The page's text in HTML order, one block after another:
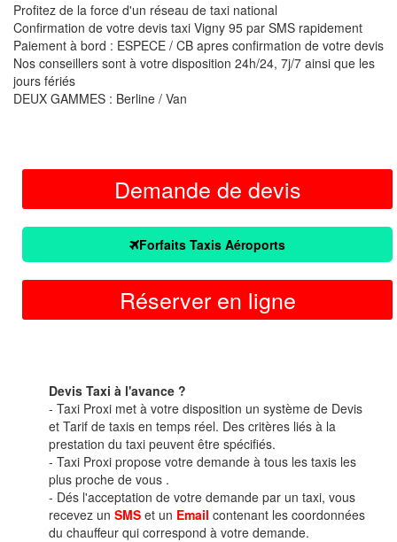
Profitez de la force d'un réseau de taxi national
Confirmation de votre devis taxi Vigny 95 par SMS rapidement
Paiement à bord : ESPECE / CB apres confirmation de votre devis
Nos conseillers sont à votre disposition 24h/24, 7j/7 ainsi que les
jours fériés
DEUX GAMMES : Berline / Van
Demande de devis
Forfaits Taxis Aéroports
Réserver en ligne
Devis Taxi à l'avance ?
- Taxi Proxi met à votre disposition un système de Devis
et Tarif de taxis en temps réel. Des critères liés à la
prestation du taxi peuvent être spécifiés.
- Taxi Proxi propose votre demande à tous les taxis les
plus proche de vous .
- Dés l'acceptation de votre demande par un taxi, vous
recevez un SMS et un Email contenant les coordonnées
du chauffeur qui correspond à votre demande.